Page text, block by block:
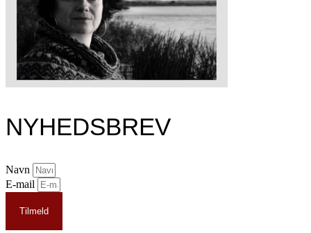
NYHEDSBREV
Navn
E-mail
Tilmeld